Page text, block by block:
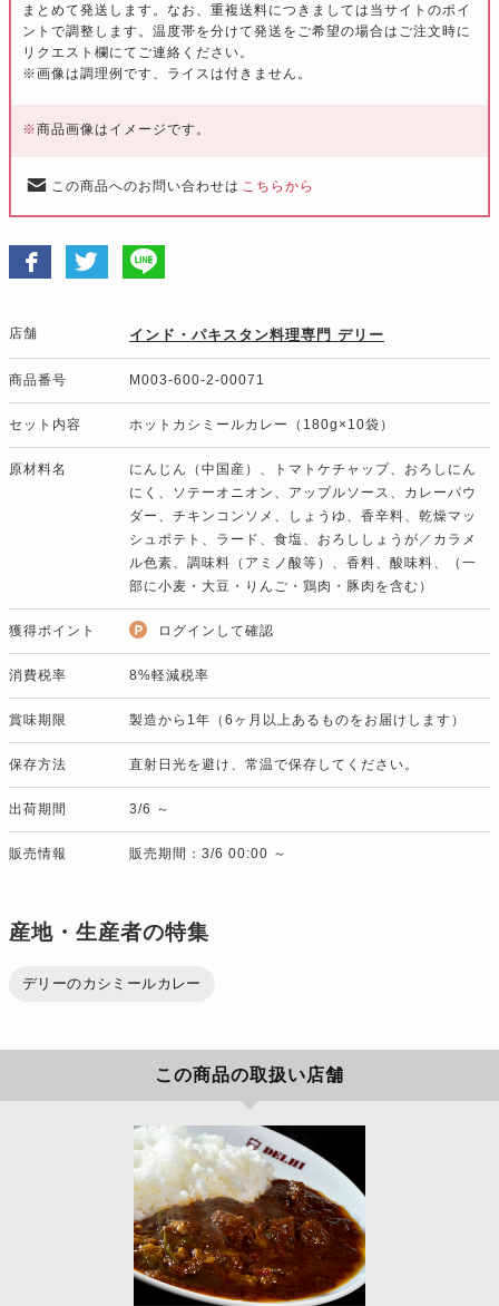
まとめて発送します。なお、重複送料につきましては当サイトのポイ
ントで調整します。温度帯を分けて発送をご希望の場合はご注文時に
リクエスト欄にてご連絡ください。
※画像は調理例です、ライスは付きません。
※商品画像はイメージです。
この商品へのお問い合わせは こちらから
店舗 インド・パキスタン料理専門 デリー
商品番号 M003-600-2-00071
セット内容 ホットカシミールカレー（180g×10袋）
原材料名
にんじん（中国産）、トマトケチャップ、おろしにん
にく、ソテーオニオン、アップルソース、カレーパウ
ダー、チキンコンソメ、しょうゆ、香辛料、乾燥マッ
シュポテト、ラード、食塩、おろししょうが／カラメ
ル色素、調味料（アミノ酸等）、香料、酸味料、（一
部に小麦・大豆・りんご・鶏肉・豚肉を含む）
獲得ポイント ログインして確認
消費税率 8%軽減税率
賞味期限 製造から1年（6ヶ月以上あるものをお届けします）
保存方法 直射日光を避け、常温で保存してください。
出荷期間 3/6 ～
販売情報 販売期間：3/6 00:00 ～
産地・生産者の特集
デリーのカシミールカレー
この商品の取扱い店舗